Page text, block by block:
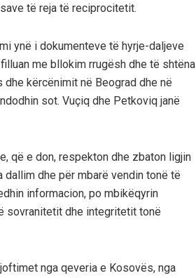
të reja të reciprocitetit.
ynë i dokumenteve të hyrje-daljeve
me bllokim rrugësh dhe të shtëna
kërcënimit në Beograd dhe në
sot. Vuçiq dhe Petkoviq janë
që e don, respekton dhe zbaton ligjin
dhe për mbarë vendin tonë të
informacion, po mbikëqyrin
sovranitetit dhe integritetit tonë
nga qeveria e Kosovës, nga